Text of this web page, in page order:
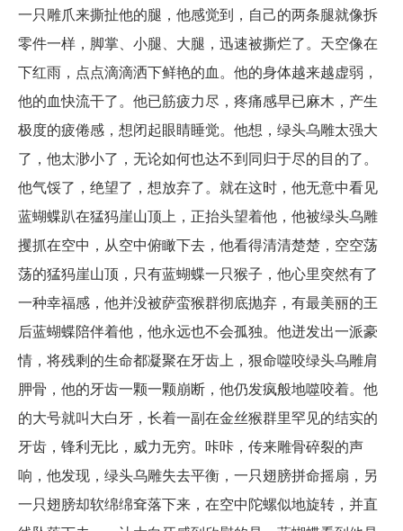
一只雕爪来撕扯他的腿，他感觉到，自己的两条腿就像拆
零件一样，脚掌、小腿、大腿，迅速被撕烂了。天空像在
下红雨，点点滴滴洒下鲜艳的血。他的身体越来越虚弱，
他的血快流干了。他已筋疲力尽，疼痛感早已麻木，产生
极度的疲倦感，想闭起眼睛睡觉。他想，绿头乌雕太强大
了，他太渺小了，无论如何也达不到同归于尽的目的了。
他气馁了，绝望了，想放弃了。就在这时，他无意中看见
蓝蝴蝶趴在猛犸崖山顶上，正抬头望着他，他被绿头乌雕
攫抓在空中，从空中俯瞰下去，他看得清清楚楚，空空荡
荡的猛犸崖山顶，只有蓝蝴蝶一只猴子，他心里突然有了
一种幸福感，他并没被萨蛮猴群彻底抛弃，有最美丽的王
后蓝蝴蝶陪伴着他，他永远也不会孤独。他迸发出一派豪
情，将残剩的生命都凝聚在牙齿上，狠命噬咬绿头乌雕肩
胛骨，他的牙齿一颗一颗崩断，他仍发疯般地噬咬着。他
的大号就叫大白牙，长着一副在金丝猴群里罕见的结实的
牙齿，锋利无比，威力无穷。咔咔，传来雕骨碎裂的声
响，他发现，绿头乌雕失去平衡，一只翅膀拼命摇扇，另
一只翅膀却软绵绵耷落下来，在空中陀螺似地旋转，并直